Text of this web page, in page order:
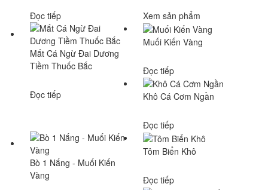
Đọc tiếp Xem sản phẩm
Mắt Cá Ngừ Đai Dương
Tiềm Thuốc Bắc
Đọc tiếp
Muối Kiến Vàng
Đọc tiếp
Khô Cá Cơm Ngần
Đọc tiếp
Bò 1 Nắng - Muối Kiến
Vàng
Tôm Biển Khô
Đọc tiếp